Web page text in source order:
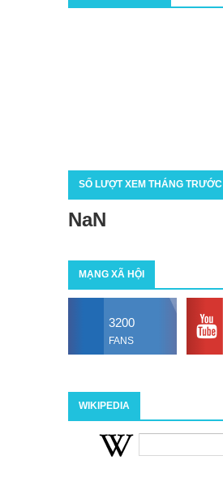
SỐ LƯỢT XEM THÁNG TRƯỚC
NaN
MẠNG XÃ HỘI
3200
FANS
WIKIPEDIA